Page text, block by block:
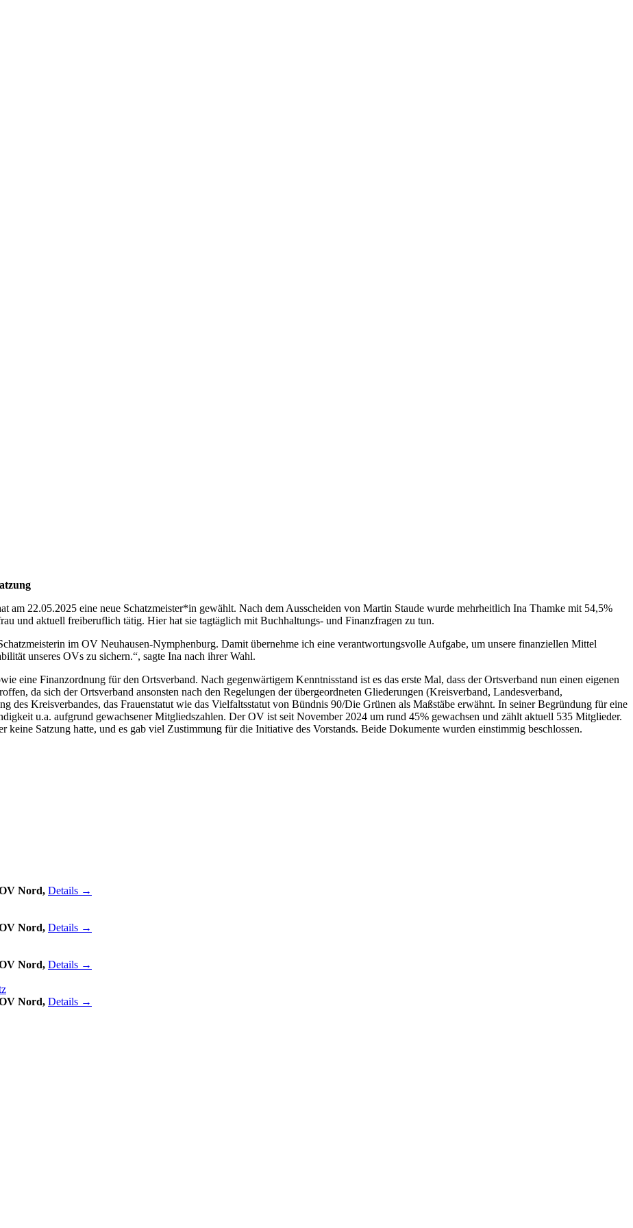
am 22.05.2025 eine neue Schatzmeister*in gewählt. Nach dem Ausscheiden von Martin Staude wurde mehrheitlich Ina Thamke mit 54,5%
und aktuell freiberuflich tätig. Hier hat sie tagtäglich mit Buchhaltungs- und Finanzfragen zu tun.
im OV Neuhausen-Nymphenburg. Damit übernehme ich eine verantwortungsvolle Aufgabe, um unsere finanziellen Mittel
unseres OVs zu sichern.“, sagte Ina nach ihrer Wahl.
eine Finanzordnung für den Ortsverband. Nach gegenwärtigem Kenntnisstand ist es das erste Mal, dass der Ortsverband nun einen eigenen
da sich der Ortsverband ansonsten nach den Regelungen der übergeordneten Gliederungen (Kreisverband, Landesverband,
des Kreisverbandes, das Frauenstatut wie das Vielfaltsstatut von Bündnis 90/Die Grünen als Maßstäbe erwähnt. In seiner Begründung für eine
u.a. aufgrund gewachsener Mitgliedszahlen. Der OV ist seit November 2024 um rund 45% gewachsen und zählt aktuell 535 Mitglieder.
keine Satzung hatte, und es gab viel Zustimmung für die Initiative des Vorstands. Beide Dokumente wurden einstimmig beschlossen.
Nord, Details →
Nord, Details →
Nord, Details →
Nord, Details →